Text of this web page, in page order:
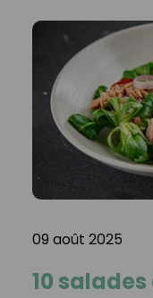
09 août 2025
10